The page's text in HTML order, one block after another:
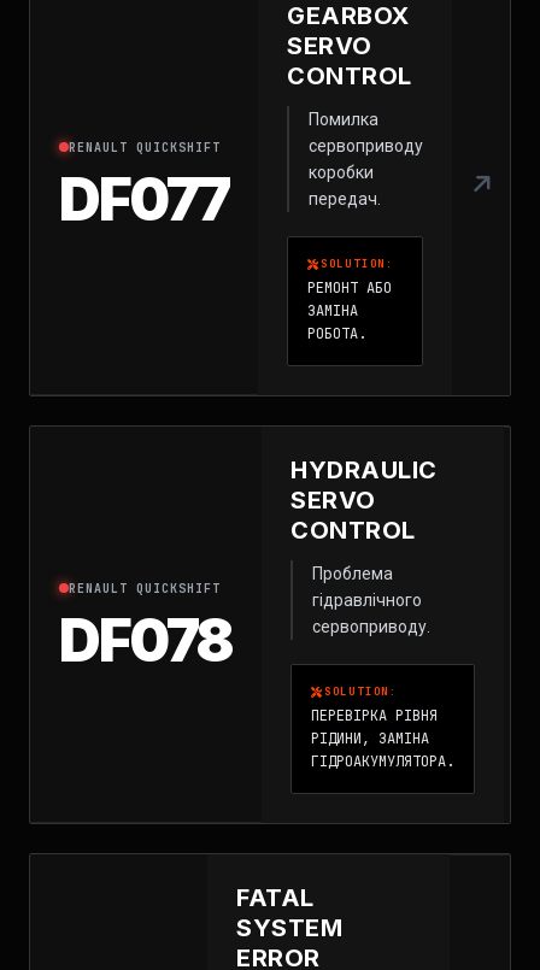
RENAULT QUICKSHIFT
DF077
GEARBOX
SERVO
CONTROL
Помилка
сервоприводу
коробки
передач.
SOLUTION:
РЕМОНТ АБО
ЗАМІНА
РОБОТА.
RENAULT QUICKSHIFT
DF078
HYDRAULIC
SERVO
CONTROL
Проблема
гідравлічного
сервоприводу.
SOLUTION:
ПЕРЕВІРКА РІВНЯ
РІДИНИ, ЗАМІНА
ГІДРОАКУМУЛЯТОРА.
FATAL
SYSTEM
ERROR